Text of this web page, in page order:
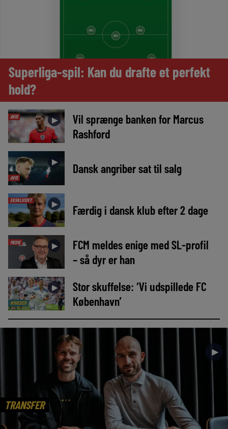
Superliga-spil: Kan du drafte et perfekt
hold?
AVIS ►
Vil sprænge banken for Marcus
Rashford
AVIS
► Dansk angriber sat til salg
EKSKLUSIVT ► Færdig i dansk klub efter 2 dage
MEDIE ►
FCM meldes enige med SL-profil
– så dyr er han
NYHEDER
►
Stor skuffelse: ‘Vi udspillede FC
København’
TRANSFER
►